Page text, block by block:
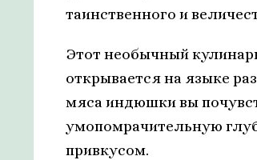
таинственного и
Этот необычный
открывается на языке
мяса индюшки вы
умопомрачительную
привкусом.